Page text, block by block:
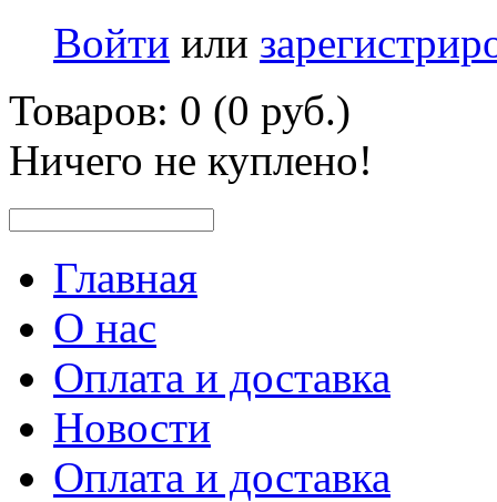
Войти или
Товаров: 0 (0 руб.)
Ничего не куплено!
Главная
О нас
Оплата и доставка
Новости
Оплата и доставка